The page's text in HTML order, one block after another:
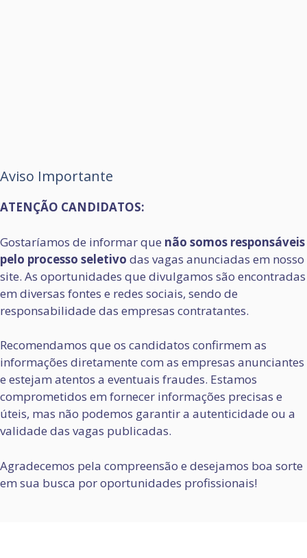
Aviso Importante
ATENÇÃO CANDIDATOS:
Gostaríamos de informar que não somos responsáveis
pelo processo seletivo das vagas anunciadas em nosso
site. As oportunidades que divulgamos são encontradas
em diversas fontes e redes sociais, sendo de
responsabilidade das empresas contratantes.
Recomendamos que os candidatos confirmem as
informações diretamente com as empresas anunciantes
e estejam atentos a eventuais fraudes. Estamos
comprometidos em fornecer informações precisas e
úteis, mas não podemos garantir a autenticidade ou a
validade das vagas publicadas.
Agradecemos pela compreensão e desejamos boa sorte
em sua busca por oportunidades profissionais!